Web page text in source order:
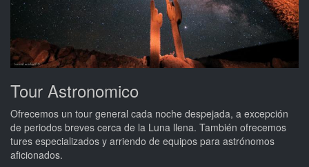
Tour Astronomico
Ofrecemos un tour general cada noche despejada, a excepción
de periodos breves cerca de la Luna llena. También ofrecemos
tures especializados y arriendo de equipos para astrónomos
aficionados.